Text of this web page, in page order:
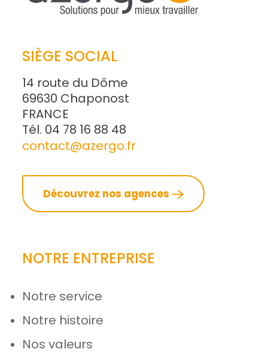
SIÈGE SOCIAL
14 route du Dôme
69630 Chaponost
FRANCE
Tél. 04 78 16 88 48
contact@azergo.fr
Découvrez nos agences
NOTRE ENTREPRISE
Notre service
Notre histoire
Nos valeurs